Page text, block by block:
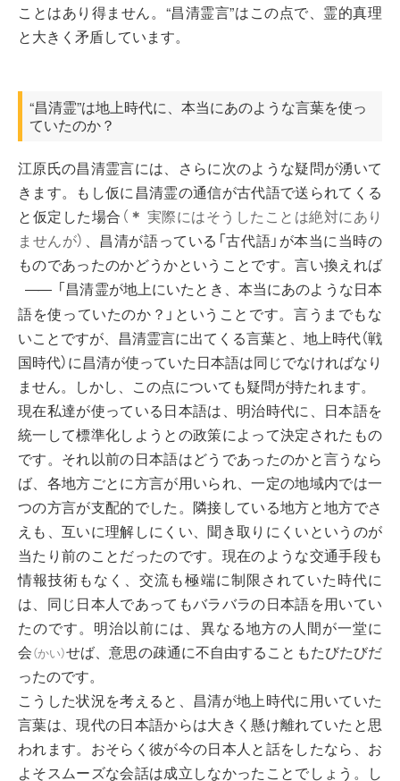
ことはあり得ません。“昌清霊言”はこの点で、霊的真理
と大きく矛盾しています。
“昌清霊”は地上時代に、本当にあのような言葉を使っ
ていたのか？
江原氏の昌清霊言には、さらに次のような疑問が湧いて
きます。もし仮に昌清霊の通信が古代語で送られてくる
と仮定した場合 （ ＊ 実際にはそうしたことは絶対にあり
ませんが）
、昌清が語っている「古代語」が本当に当時の
ものであったのかどうかということです。言い換えれば
――
「昌清霊が地上にいたとき、本当にあのような日本
語を使っていたのか？」ということです。言うまでもな
いことですが、昌清霊言に出てくる言葉と、地上時代（戦
国時代）に昌清が使っていた日本語は同じでなければなり
ません。しかし、この点についても疑問が持たれます。
現在私達が使っている日本語は、明治時代に、日本語を
統一して標準化しようとの政策によって決定されたもの
です。それ以前の日本語はどうであったのかと言うなら
ば、各地方ごとに方言が用いられ、一定の地域内では一
つの方言が支配的でした。隣接している地方と地方でさ
えも、互いに理解しにくい、聞き取りにくいというのが
当たり前のことだったのです。現在のような交通手段も
情報技術もなく、交流も極端に制限されていた時代に
は、同じ日本人であってもバラバラの日本語を用いてい
たのです。明治以前には、異なる地方の人間が一堂に
会（かい）せば、意思の疎通に不自由することもたびたびだ
ったのです。
こうした状況を考えると、昌清が地上時代に用いていた
言葉は、現代の日本語からは大きく懸け離れていたと思
われます。おそらく彼が今の日本人と話をしたなら、お
よそスムーズな会話は成立しなかったことでしょう。し